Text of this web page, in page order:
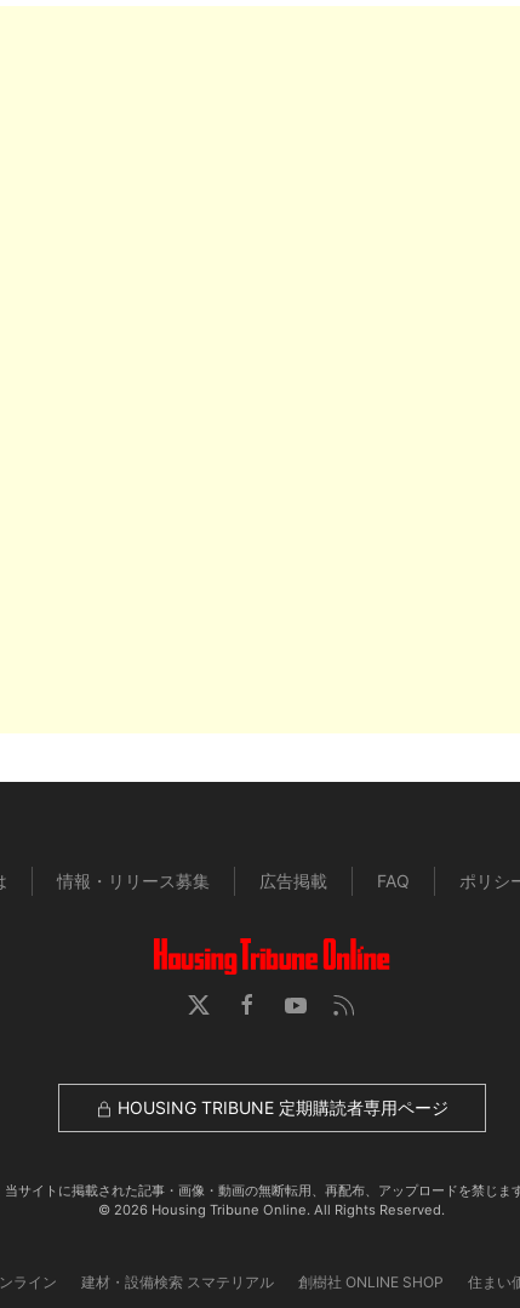
情報・リリース募集 広告掲載 FAQ ポリシ
HOUSING TRIBUNE 定期購読者専用ページ
当サイトに掲載された記事・画像・動画の無断転用、再配布、アップロードを禁じます
© 2026 Housing Tribune Online. All Rights Reserved.
ライン 建材・設備検索 スマテリアル 創樹社 ONLINE SHOP 住まい